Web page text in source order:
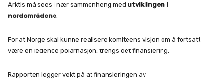
Arktis må sees i nær sammenheng med utviklingen i
nordområdene
For at Norge skal kunne realisere komiteens visjon om å fortsatt
være en ledende polarnasjon, trengs det finansiering.
Rapporten legger vekt på at finansieringen av